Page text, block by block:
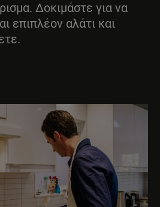
Δοκιμάστε για να
επιπλέον αλάτι και